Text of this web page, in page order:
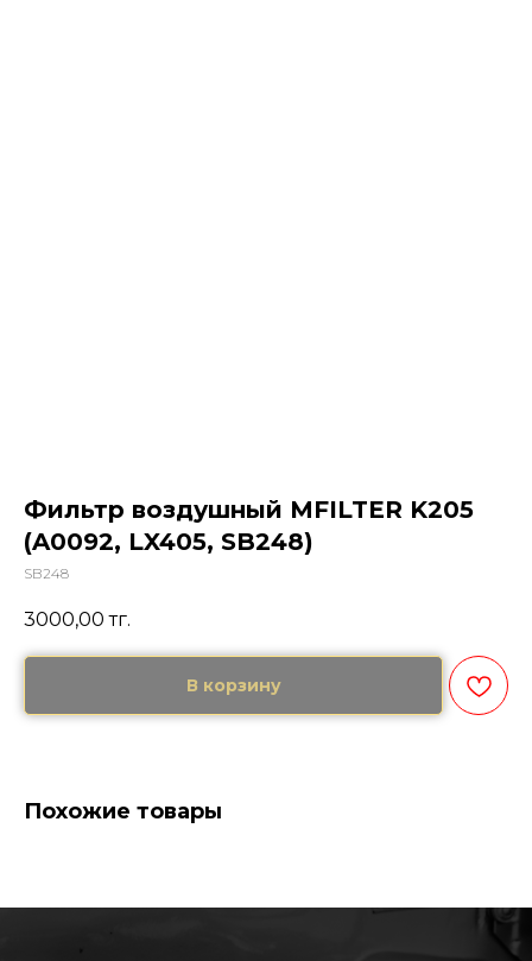
Фильтр воздушный MFILTER K205
(A0092, LX405, SB248)
SB248
3000,00 тг.
В корзину
Похожие товары